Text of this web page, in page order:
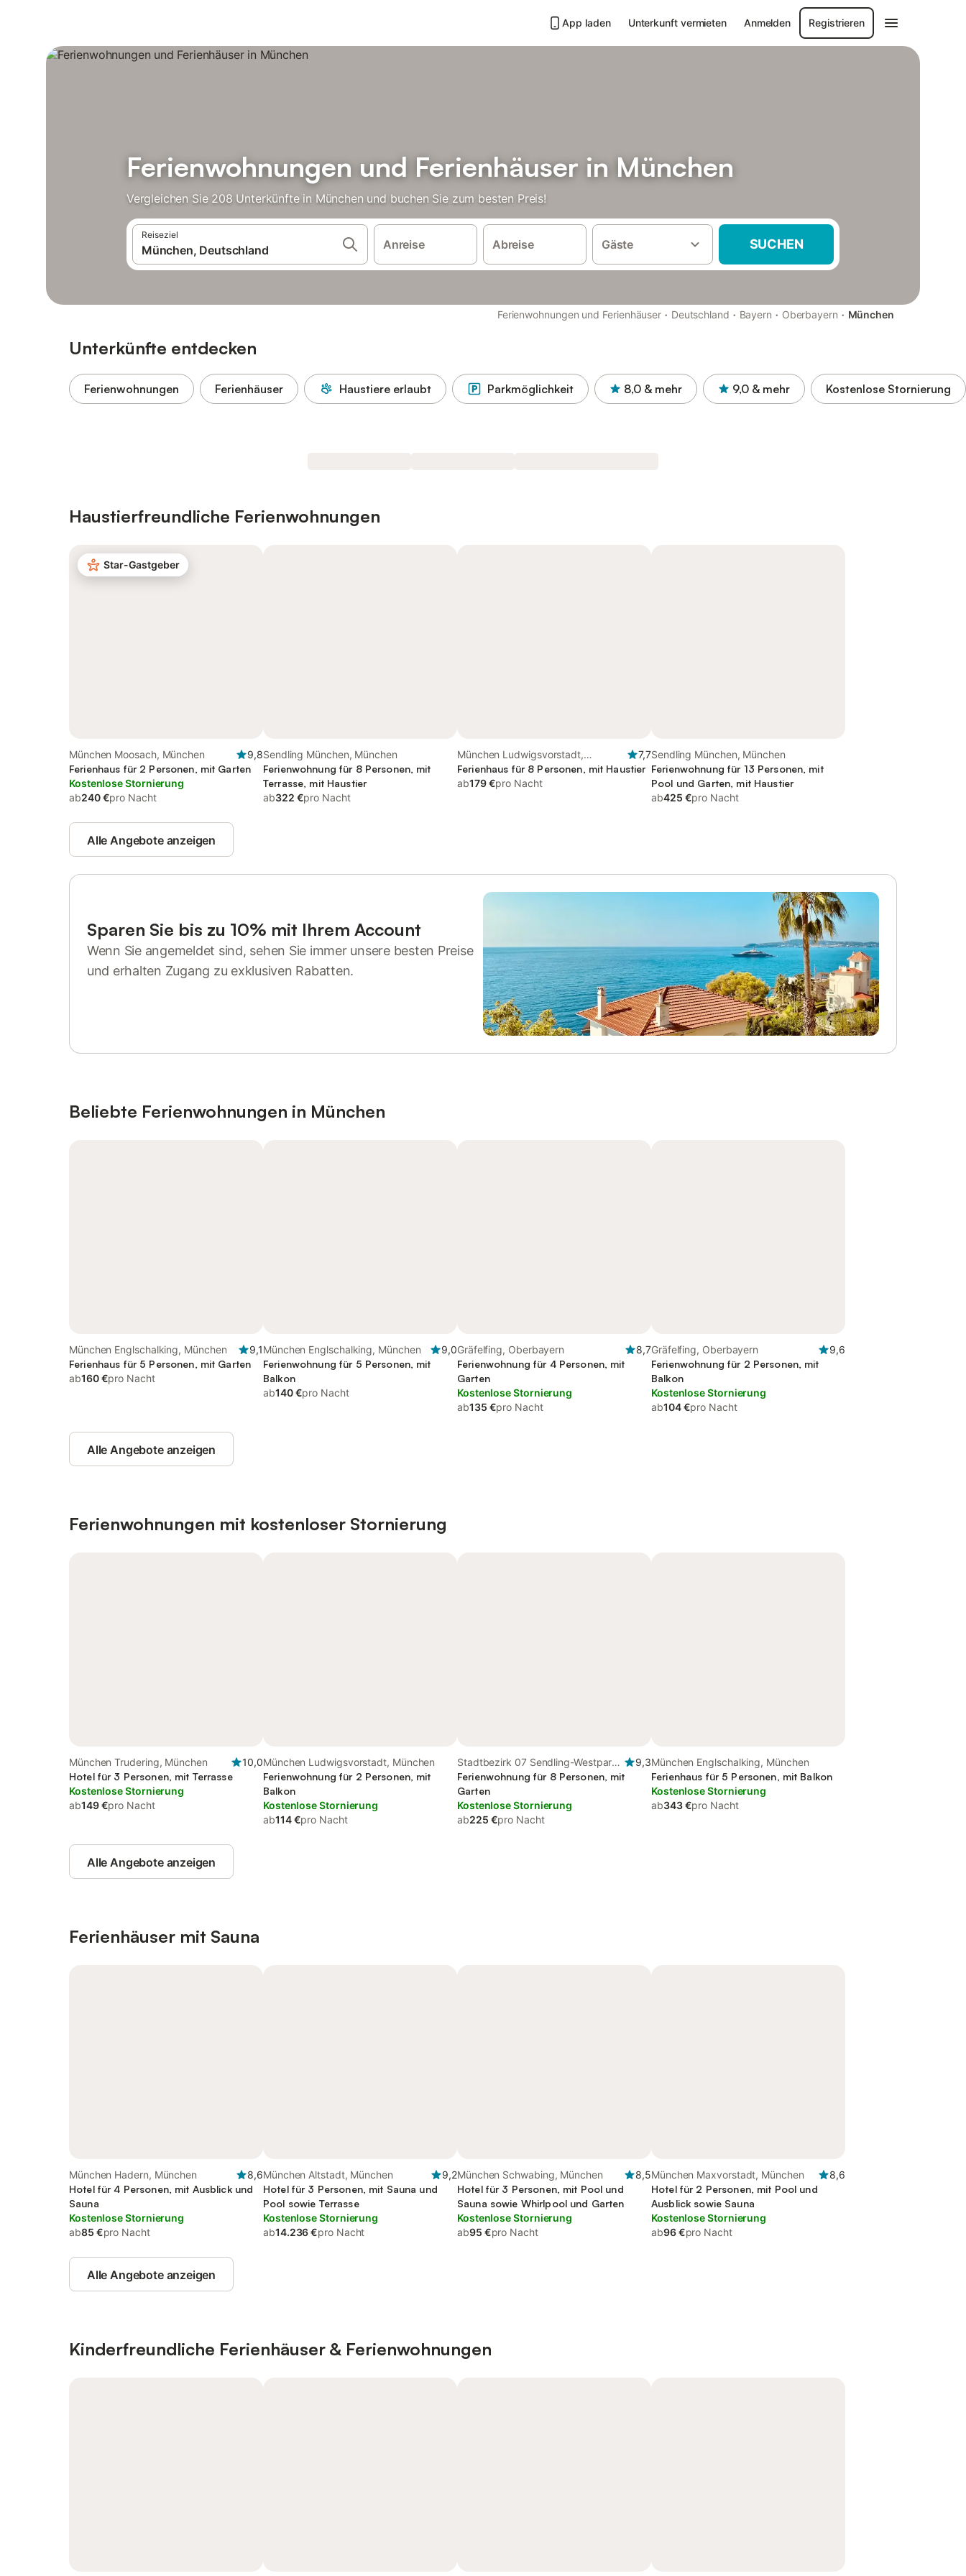
App laden Unterkunft vermieten Anmelden Registrieren
Ferienwohnungen und Ferienhäuser in München
Vergleichen Sie 208 Unterkünfte in München und buchen Sie zum besten Preis!
Reiseziel
Anreise Abreise Gäste SUCHEN
Ferienwohnungen und Ferienhäuser · Deutschland · Bayern · Oberbayern · München
Unterkünfte entdecken
Ferienwohnungen Ferienhäuser Haustiere erlaubt Parkmöglichkeit 8,0 & mehr 9,0 & mehr Kostenlose Stornierung
Haustierfreundliche Ferienwohnungen
Star-Gastgeber
München Moosach, München
9,8
Ferienhaus für 2 Personen, mit Garten
Kostenlose Stornierung
ab240 €pro Nacht
Sendling München, München
Ferienwohnung für 8 Personen, mit
Terrasse, mit Haustier
ab322 €pro Nacht
München Ludwigsvorstadt,
München
7,7
Ferienhaus für 8 Personen, mit Haustier
ab179 €pro Nacht
Sendling München, München
Ferienwohnung für 13 Personen, mit
Pool und Garten, mit Haustier
ab425 €pro Nacht
Alle Angebote anzeigen
Sparen Sie bis zu 10% mit Ihrem Account
Wenn Sie angemeldet sind, sehen Sie immer unsere besten Preise
und erhalten Zugang zu exklusiven Rabatten.
Beliebte Ferienwohnungen in München
München Englschalking, München
9,1
Ferienhaus für 5 Personen, mit Garten
ab160 €pro Nacht
München Englschalking, München
9,0
Ferienwohnung für 5 Personen, mit
Balkon
ab140 €pro Nacht
Gräfelfing, Oberbayern
8,7
Ferienwohnung für 4 Personen, mit
Garten
Kostenlose Stornierung
ab135 €pro Nacht
Gräfelfing, Oberbayern
9,6
Ferienwohnung für 2 Personen, mit
Balkon
Kostenlose Stornierung
ab104 €pro Nacht
Alle Angebote anzeigen
Ferienwohnungen mit kostenloser Stornierung
München Trudering, München
10,0
Hotel für 3 Personen, mit Terrasse
Kostenlose Stornierung
ab149 €pro Nacht
München Ludwigsvorstadt, München
Ferienwohnung für 2 Personen, mit
Balkon
Kostenlose Stornierung
ab114 €pro Nacht
Stadtbezirk 07 Sendling-Westpark,
München
9,3
Ferienwohnung für 8 Personen, mit
Garten
Kostenlose Stornierung
ab225 €pro Nacht
München Englschalking, München
Ferienhaus für 5 Personen, mit Balkon
Kostenlose Stornierung
ab343 €pro Nacht
Alle Angebote anzeigen
Ferienhäuser mit Sauna
München Hadern, München
8,6
Hotel für 4 Personen, mit Ausblick und
Sauna
Kostenlose Stornierung
ab85 €pro Nacht
München Altstadt, München
9,2
Hotel für 3 Personen, mit Sauna und
Pool sowie Terrasse
Kostenlose Stornierung
ab14.236 €pro Nacht
München Schwabing, München
8,5
Hotel für 3 Personen, mit Pool und
Sauna sowie Whirlpool und Garten
Kostenlose Stornierung
ab95 €pro Nacht
München Maxvorstadt, München
8,6
Hotel für 2 Personen, mit Pool und
Ausblick sowie Sauna
Kostenlose Stornierung
ab96 €pro Nacht
Alle Angebote anzeigen
Kinderfreundliche Ferienhäuser & Ferienwohnungen